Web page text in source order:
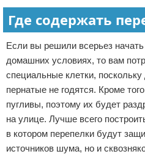
Где содержать
Если вы решили всерьез
домашних условиях, то вам
специальные клетки,
пернатые не годятся. Кроме
пугливы, поэтому их будет
на улице. Лучше всего
в котором перепелки будут
источников шума, но и